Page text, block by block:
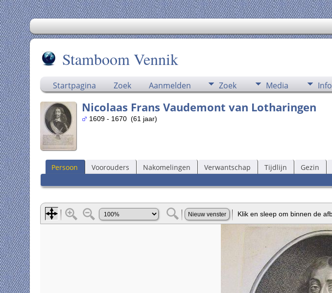
Stamboom Vennik
Startpagina Zoek Aanmelden Zoek Media Info
Nicolaas Frans Vaudemont van Lotharingen
1609 - 1670 (61 jaar)
Persoon Voorouders Nakomelingen Verwantschap Tijdlijn Gezin